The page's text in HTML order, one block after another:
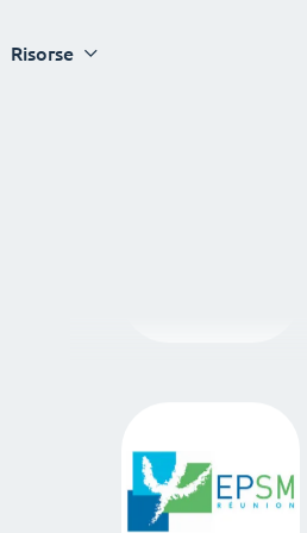
Risorse